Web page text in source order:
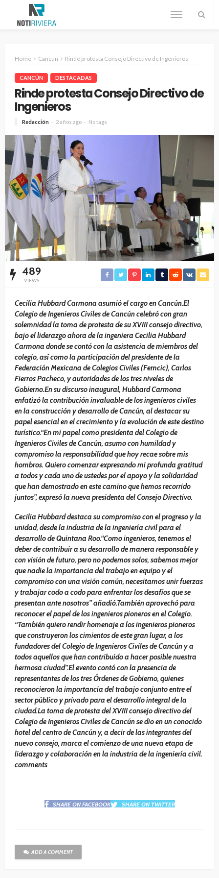
Home Cancún Rinde protesta Consejo Directivo de Ingenieros
CANCÚN DESTACADAS
Rinde protesta Consejo Directivo de
Ingenieros
Redacción 2 años ago No tags
489
VIEWS
Cecilia Hubbard Carmona asumió el cargo en Cancún.El
Colegio de Ingenieros Civiles de Cancún celebró con gran
solemnidad la toma de protesta de su XVIII consejo directivo,
bajo el liderazgo ahora de la ingeniera Cecilia Hubbard
Carmona donde se contó con la asistencia de miembros del
colegio, así como la participación del presidente de la
Federación Mexicana de Colegios Civiles (Femcic), Carlos
Fierros Pacheco, y autoridades de los tres niveles de
Gobierno.En su discurso inaugural, Hubbard Carmona
enfatizó la contribución invaluable de los ingenieros civiles
en la construcción y desarrollo de Cancún, al destacar su
papel esencial en el crecimiento y la evolución de este destino
turístico.“En mi papel como presidenta del Colegio de
Ingenieros Civiles de Cancún, asumo con humildad y
compromiso la responsabilidad que hoy recae sobre mis
hombros. Quiero comenzar expresando mi profunda gratitud
a todos y cada uno de ustedes por el apoyo y la solidaridad
que han demostrado en este camino que hemos recorrido
juntos”, expresó la nueva presidenta del Consejo Directivo.
Cecilia Hubbard destaca su compromiso con el progreso y la
unidad, desde la industria de la ingeniería civil para el
desarrollo de Quintana Roo.“Como ingenieros, tenemos el
deber de contribuir a su desarrollo de manera responsable y
con visión de futuro, pero no podemos solos, sabemos mejor
que nadie la importancia del trabajo en equipo y el
compromiso con una visión común, necesitamos unir fuerzas
y trabajar codo a codo para enfrentar los desafíos que se
presentan ante nosotros” añadió.También aprovechó para
reconocer el papel de los ingenieros pioneros en el Colegio.
“También quiero rendir homenaje a los ingenieros pioneros
que construyeron los cimientos de este gran lugar, a los
fundadores del Colegio de Ingenieros Civiles de Cancún y a
todos aquellos que han contribuido a hacer posible nuestra
hermosa ciudad”.El evento contó con la presencia de
representantes de los tres Órdenes de Gobierno, quienes
reconocieron la importancia del trabajo conjunto entre el
sector público y privado para el desarrollo integral de la
ciudad.La toma de protesta del XVIII consejo directivo del
Colegio de Ingenieros Civiles de Cancún se dio en un conocido
hotel del centro de Cancún y, a decir de las integrantes del
nuevo consejo, marca el comienzo de una nueva etapa de
liderazgo y colaboración en la industria de la ingeniería civil.
comments
SHARE ON FACEBOOK SHARE ON TWITTER
ADD A COMMENT